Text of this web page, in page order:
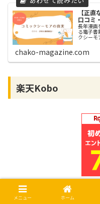
【正
口コミ
長年漫画
る電子書
クシーモ
く、コ
介します。
chako-magazine.com
楽天Kobo
メニュー ホーム